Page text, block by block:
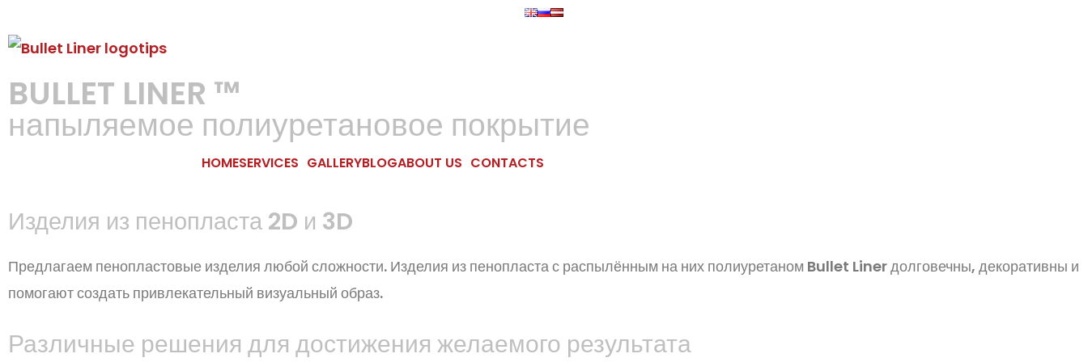
BULLET LINER ™
напыляемое полиуретановое покрытие
HOMESERVICES GALLERYBLOGABOUT US CONTACTS
Изделия из пенопласта 2D и 3D
Предлагаем пенопластовые изделия любой сложности. Изделия из пенопласта с распылённым на них полиуретаном Bullet Liner долговечны, декоративны и
помогают создать привлекательный визуальный образ.
Различные решения для достижения желаемого результата